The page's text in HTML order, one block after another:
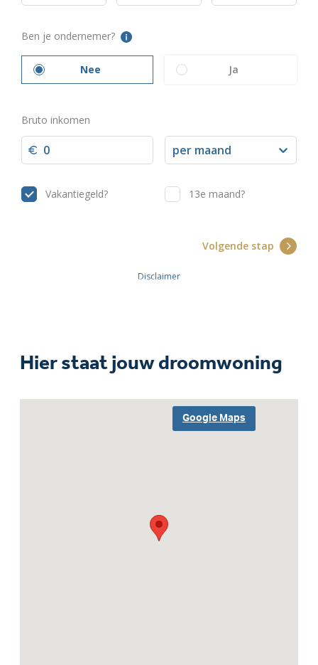
Hier staat jouw droomwoning
Google Maps